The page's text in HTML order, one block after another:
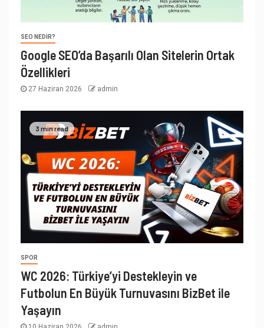
SEO NEDIR?
Google SEO’da Başarılı Olan Sitelerin Ortak
Özellikleri
27 Haziran 2026 admin
3 min read
SPOR
WC 2026: Türkiye’yi Destekleyin ve
Futbolun En Büyük Turnuvasını BizBet ile
Yaşayın